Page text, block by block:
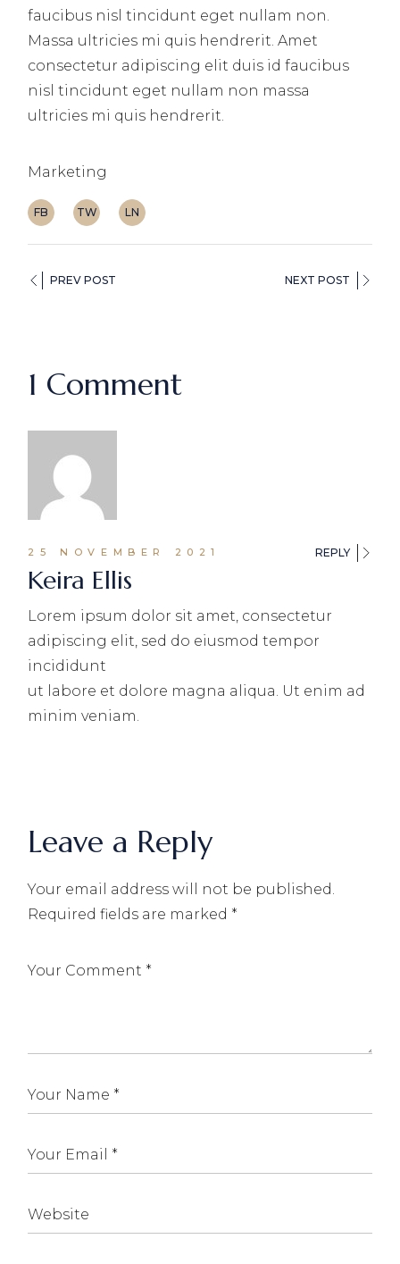
faucibus nisl tincidunt eget nullam non.
Massa ultricies mi quis hendrerit. Amet
consectetur adipiscing elit duis id faucibus
nisl tincidunt eget nullam non massa
ultricies mi quis hendrerit.
Marketing
FB TW LN
PREV POST NEXT POST
1 Comment
25 NOVEMBER 2021 REPLY
Keira Ellis
Lorem ipsum dolor sit amet, consectetur
adipiscing elit, sed do eiusmod tempor
incididunt
ut labore et dolore magna aliqua. Ut enim ad
minim veniam.
Leave a Reply
Your email address will not be published.
Required fields are marked *